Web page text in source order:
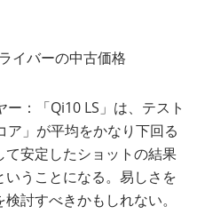
イバーの中古価格
ー：「Qi10 LS」は、テスト
ア」が平均をかなり下回る
安定したショットの結果
うことになる。易しさを
討すべきかもしれない。